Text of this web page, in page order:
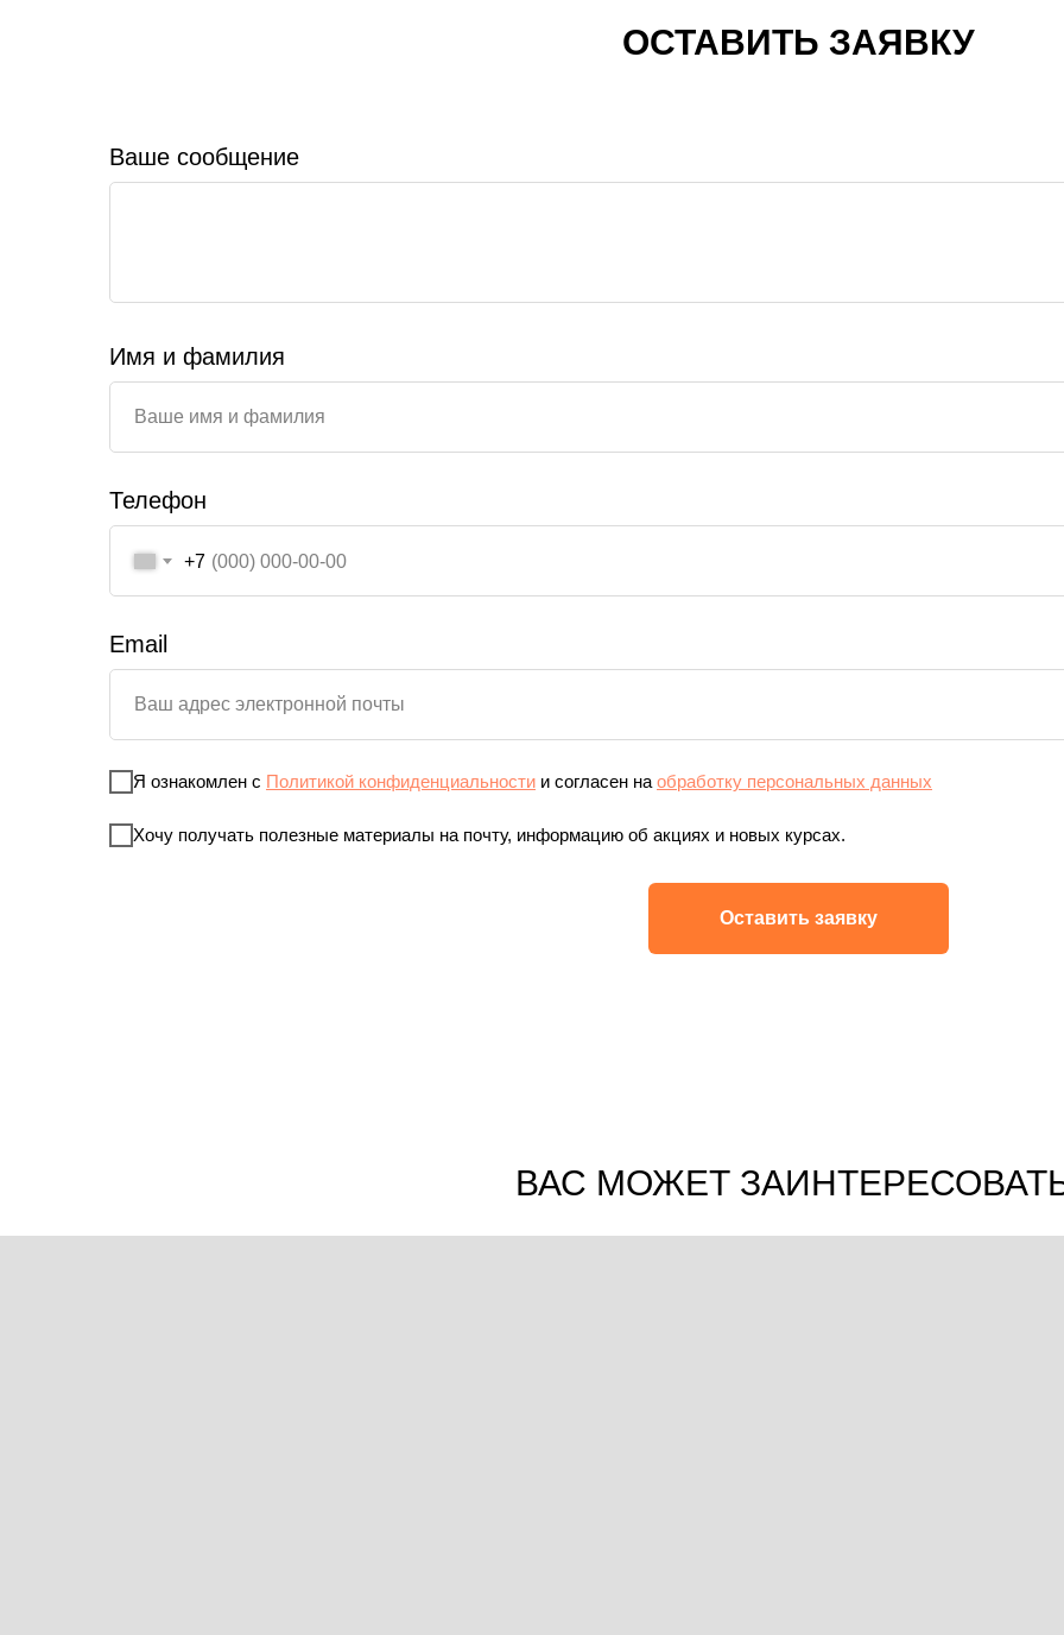
ОСТАВИТЬ ЗАЯВКУ
Ваше сообщение
Имя и фамилия
Телефон
+7
Email
Я ознакомлен с Политикой конфиденциальности и согласен на обработку персональных данных
Хочу получать полезные материалы на почту, информацию об акциях и новых курсах.
Оставить заявку
ВАС МОЖЕТ